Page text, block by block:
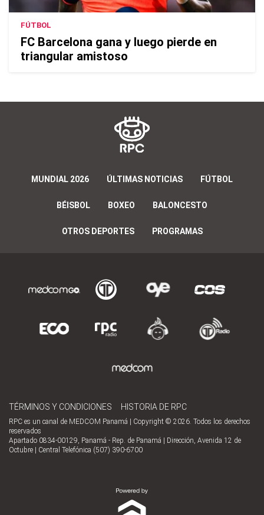
FÚTBOL
FC Barcelona gana y luego pierde en
triangular amistoso
MUNDIAL 2026 ÚLTIMAS NOTICIAS FÚTBOL
BÉISBOL BOXEO BALONCESTO
OTROS DEPORTES PROGRAMAS
TÉRMINOS Y CONDICIONES HISTORIA DE RPC
RPC es un canal de MEDCOM Panamá | Copyright © 2026. Todos los derechos
reservados
Apartado 0834-00129, Panamá - Rep. de Panamá | Dirección, Avenida 12 de
Octubre | Central Telefónica (507) 390-6700